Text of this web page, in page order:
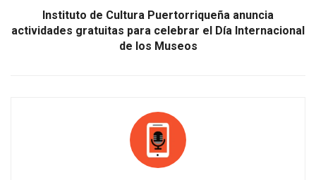
Instituto de Cultura Puertorriqueña anuncia
actividades gratuitas para celebrar el Día Internacional
de los Museos